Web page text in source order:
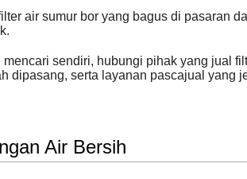
air sumur bor yang bagus di pasaran
sendiri, hubungi pihak yang jual
dipasang, serta layanan pascajual yang
Air Bersih